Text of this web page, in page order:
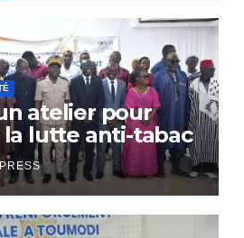
atelier pour
lutte anti-tabac